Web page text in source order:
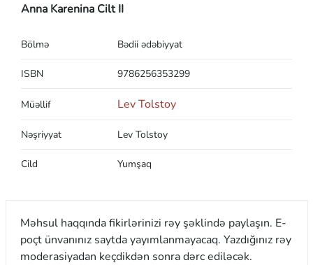
Anna Karenina Cilt II
Bölmə Bədii ədəbiyyat
ISBN 9786256353299
Müəllif Lev Tolstoy
Nəşriyyat Lev Tolstoy
Cild Yumşaq
Məhsul haqqında fikirlərinizi rəy şəklində paylaşın. E-
poçt ünvanınız saytda yayımlanmayacaq. Yazdığınız rəy
moderasiyadan keçdikdən sonra dərc ediləcək.